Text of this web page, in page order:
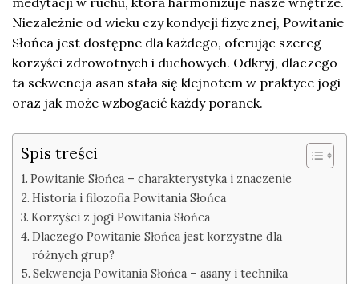
Niezależnie od wieku czy kondycji fizycznej, Powitanie
Słońca jest dostępne dla każdego, oferując szereg
korzyści zdrowotnych i duchowych. Odkryj, dlaczego
ta sekwencja asan stała się klejnotem w praktyce jogi
oraz jak może wzbogacić każdy poranek.
Spis treści
Powitanie Słońca – charakterystyka i znaczenie
Historia i filozofia Powitania Słońca
Korzyści z jogi Powitania Słońca
Dlaczego Powitanie Słońca jest korzystne dla
różnych grup?
Sekwencja Powitania Słońca – asany i technika